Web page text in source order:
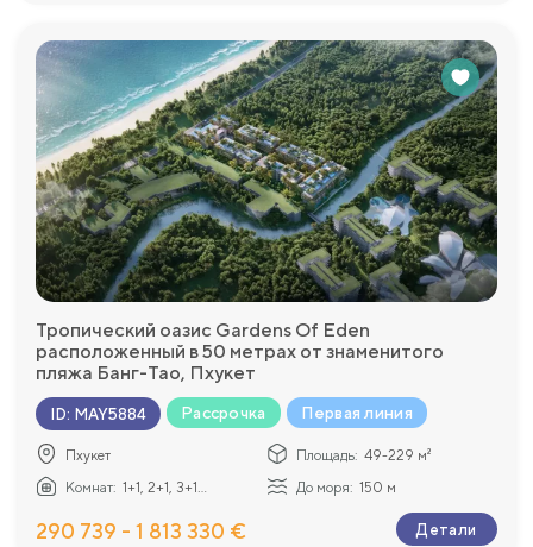
Тропический оазис Gardens Of Eden
расположенный в 50 метрах от знаменитого
пляжа Банг-Тао, Пхукет
ID: MAY5884 Рассрочка Первая линия
Пхукет Площадь: 49-229 м²
Комнат: 1+1, 2+1, 3+1... До моря: 150 м
290 739 - 1 813 330 € Детали